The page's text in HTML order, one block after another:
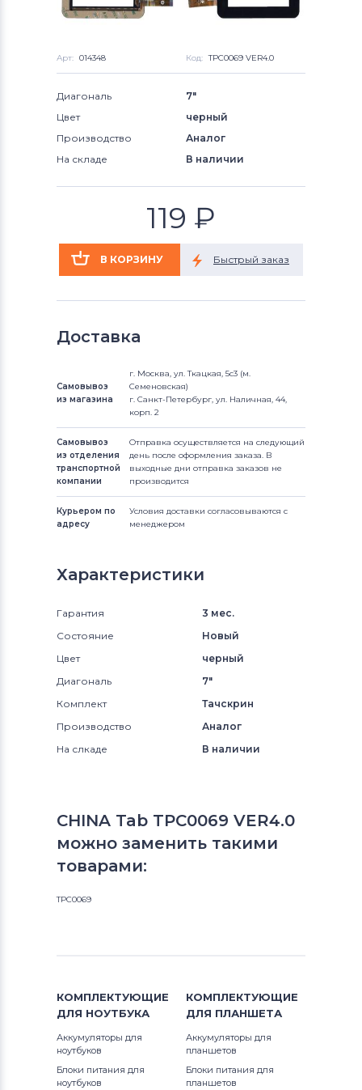
Арт: 014348 Код: TPC0069 VER4.0
Диагональ
7"
Цвет
черный
Производство
Аналог
На складе
В наличии
119 ₽
Доставка
Самовывоз
из магазина
г. Москва, ул. Ткацкая, 5с3 (м.
Семеновская)
г. Санкт-Петербург, ул. Наличная, 44,
корп. 2
Самовывоз
из отделения
транспортной
компании
Отправка осуществляется на следующий
день после оформления заказа. В
выходные дни отправка заказов не
производится
Курьером по
адресу
Условия доставки согласовываются с
менеджером
Характеристики
Гарантия
3 мес.
Состояние
Новый
Цвет
черный
Диагональ
7"
Комплект
Тачскрин
Производство
Аналог
На слкаде
В наличии
CHINA Tab TPC0069 VER4.0
можно заменить такими
товарами:
TPC0069
КОМПЛЕКТУЮЩИЕ
ДЛЯ НОУТБУКА
Аккумуляторы для
ноутбуков
Блоки питания для
ноутбуков
КОМПЛЕКТУЮЩИЕ
ДЛЯ ПЛАНШЕТА
Аккумуляторы для
планшетов
Блоки питания для
планшетов